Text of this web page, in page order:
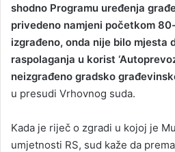
shodno Programu uređenja
privedeno namjeni početkom
izgrađeno, onda nije bilo mjesta
raspolaganja u korist
neizgrađeno gradsko
u presudi Vrhovnog suda.
Kada je riječ o zgradi u kojoj je
umjetnosti RS, sud kaže da